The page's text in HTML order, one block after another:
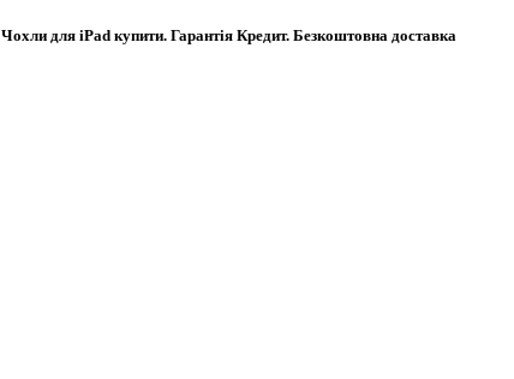
Чохли для iPad купити. Гарантія Кредит. Безкоштовна доставка